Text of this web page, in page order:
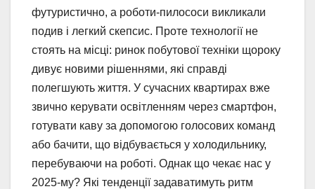
футуристично, а роботи-пилососи викликали
подив і легкий скепсис. Проте технології не
стоять на місці: ринок побутової техніки щороку
дивує новими рішеннями, які справді
полегшують життя. У сучасних квартирах вже
звично керувати освітленням через смартфон,
готувати каву за допомогою голосових команд
або бачити, що відбувається у холодильнику,
перебуваючи на роботі. Однак що чекає нас у
2025-му? Які тенденції задаватимуть ритм